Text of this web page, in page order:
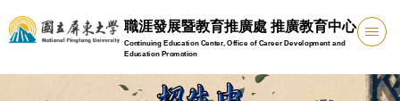
跳
到
要
職涯發展暨教育推廣處 推廣教育中心
Continuing Education Center, Office of Career Development and
Education Promotion